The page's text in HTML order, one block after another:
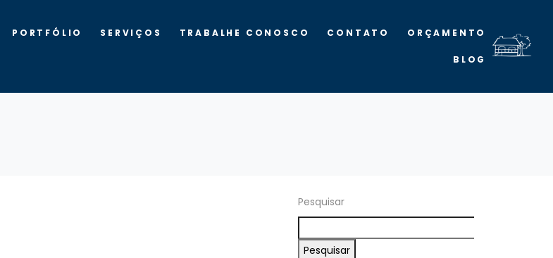
PORTFÓLIO SERVIÇOS TRABALHE CONOSCO CONTATO ORÇAMENTO
BLOG
Pesquisar
Pesquisar